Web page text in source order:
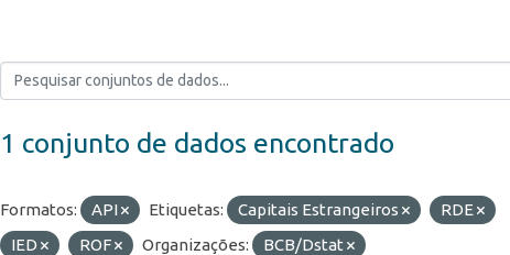
1 conjunto de dados encontrado
Formatos: API Etiquetas: Capitais Estrangeiros
RDE
IED
ROF Organizações: BCB/Dstat